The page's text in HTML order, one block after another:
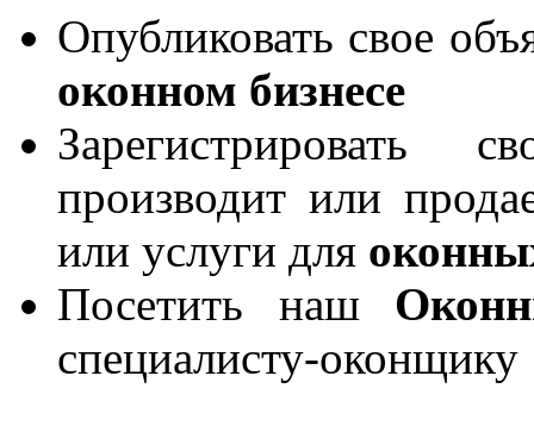
Опубликовать свое
оконном бизнесе
производит или
или услуги для
Посетить наш
специалисту-оконщику